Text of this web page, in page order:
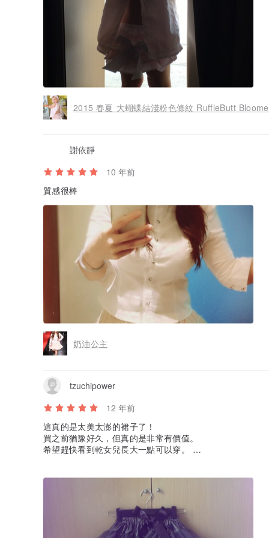
2015 春夏 大蝴蝶結淺粉色條紋 RuffleButt
謝依靜
10 年前
質感很棒
奶油公主
tzuchipower
12 年前
這真的是太美太澎的裙子了！
買之前猶豫好久，但真的是非常有價值。
希望趕快看到乾女兒長大一點可以穿。